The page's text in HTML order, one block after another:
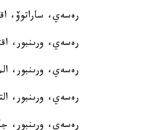
رەسەي، ساراتوۆ،
رەسەي، ورىنبور،
رەسەي، ورىنبور،
رەسەي، ورىنبور،
رەسەي، ورىنبور،